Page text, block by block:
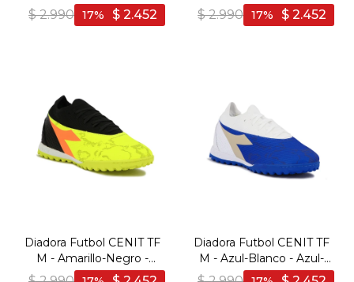
Amarillo-Negro
$ 2.990 $ 2.452
17
Blanco
$ 2.990 $ 2.452
17
Diadora Futbol CENIT TF
M - Amarillo-Negro -
Amarillo-Negro
Diadora Futbol CENIT TF
M - Azul-Blanco - Azul-
Blanco